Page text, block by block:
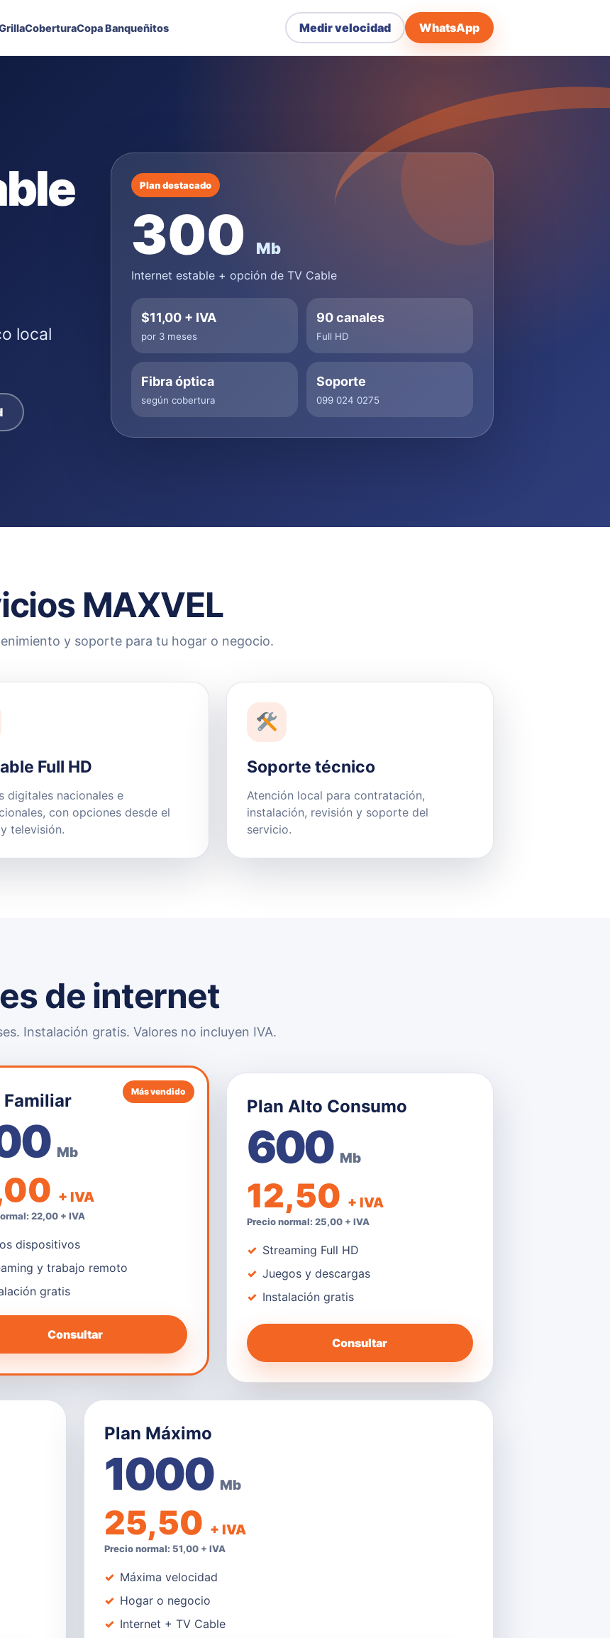
CoberturaCopa Banqueñitos Medir velocidad WhatsApp
local
Plan destacado
300 Mb
Internet estable + opción de TV Cable
$11,00 + IVA
por 3 meses
90 canales
Full HD
Fibra óptica
según cobertura
Soporte
099 024 0275
MAXVEL
y soporte para tu hogar o negocio.
Full HD
digitales nacionales e
con opciones desde el
televisión.
Soporte técnico
Atención local para contratación,
instalación, revisión y soporte del
servicio.
de internet
Instalación gratis. Valores no incluyen IVA.
Más vendido
Familiar
Mb
+ IVA
22,00 + IVA
dispositivos
y trabajo remoto
gratis
Consultar
Plan Alto Consumo
600 Mb
12,50 + IVA
Precio normal: 25,00 + IVA
Streaming Full HD
Juegos y descargas
Instalación gratis
Consultar
Plan Máximo
1000 Mb
25,50 + IVA
Precio normal: 51,00 + IVA
Máxima velocidad
Hogar o negocio
Internet + TV Cable